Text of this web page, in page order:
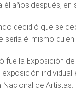
años después, en
decidió que se
él mismo
la Exposición
de Artistas.